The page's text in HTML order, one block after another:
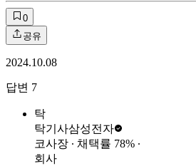
0
공유
2024.10.08
답변 7
탁
탁기사삼성전자
코사장 ∙ 채택률 78% ∙
회사